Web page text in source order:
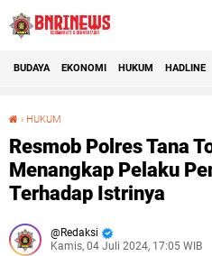
BUDAYA EKONOMI HUKUM HADLINE
› HUKUM
Resmob Polres Tana
Menangkap Pelaku
Terhadap Istrinya
Redaksi
Kamis, 04 Juli 2024, 17:05 WIB